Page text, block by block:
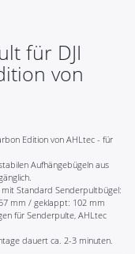
für DJI
von
Edition von AHLtec - für
Aufhängebügeln aus
Standard Senderpultbügel:
mm / geklappt: 102 mm
für Senderpulte, AHLtec
dauert ca. 2-3 minuten.